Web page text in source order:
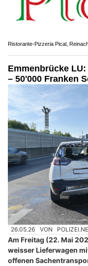
Ristorante-Pizzeria Pical,
Emmenbrücke
– 50'000 Franken
26.05.26 VON
Am Freitag (22. Mai
weisser Lieferwagen
offenen